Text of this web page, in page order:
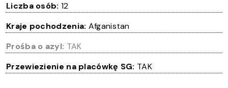
Liczba osób: 12
Kraje pochodzenia: Afganistan
Prośba o azyl: TAK
Przewiezienie na placówkę SG: TAK